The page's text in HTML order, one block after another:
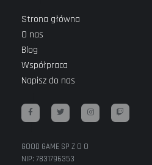
Strona główna
O nas
Blog
Współpraca
Napisz do nas
GOOD GAME SP Z O O
NIP: 7831796353